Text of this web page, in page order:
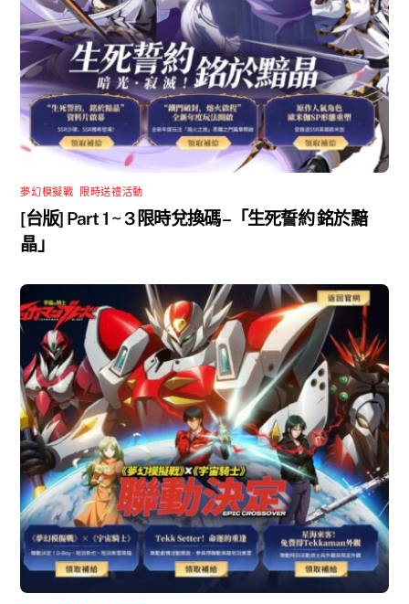
夢幻模擬戰 限時送禮活動
[台版] Part 1 ~ 3 限時兌換碼 –「生死誓約 銘於黯
晶」